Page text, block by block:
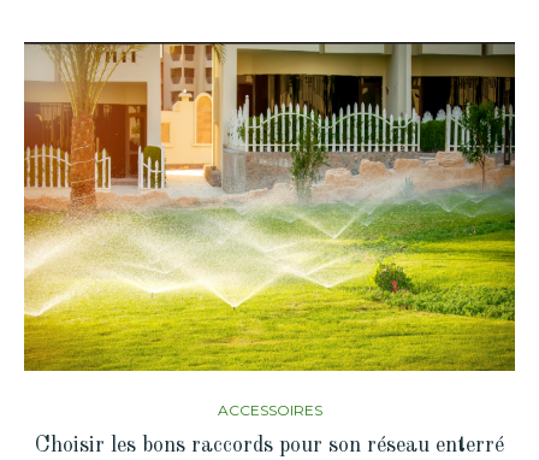
ACCESSOIRES
Choisir les bons raccords pour son réseau enterré